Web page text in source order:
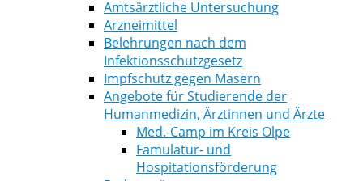
Amtsärztliche Untersuchung
Arzneimittel
Belehrungen nach dem
Infektionsschutzgesetz
Impfschutz gegen Masern
Angebote für Studierende der
Humanmedizin, Ärztinnen und Ärzte
Med.-Camp im Kreis Olpe
Famulatur- und
Hospitationsförderung